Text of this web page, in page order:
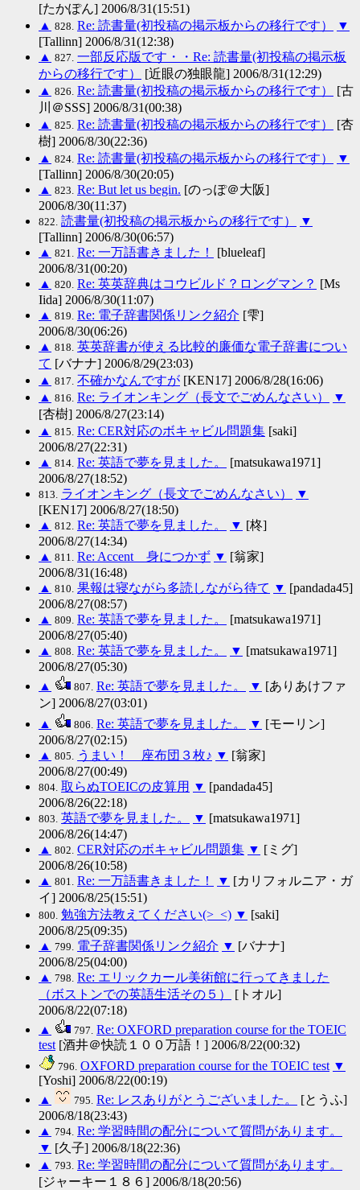
[たかぽん] 2006/8/31(15:51)
▲ 828. Re: 読書量(初投稿の掲示板からの移行です）
▼
[Tallinn] 2006/8/31(12:38)
▲ 827. 一部反応版です・・Re: 読書量(初投稿の掲示板
からの移行です）
[近眼の独眼龍] 2006/8/31(12:29)
▲ 826. Re: 読書量(初投稿の掲示板からの移行です）
[古
川＠SSS] 2006/8/31(00:38)
▲ 825. Re: 読書量(初投稿の掲示板からの移行です）
[杏
樹] 2006/8/30(22:36)
▲ 824. Re: 読書量(初投稿の掲示板からの移行です）
▼
[Tallinn] 2006/8/30(20:05)
▲ 823. Re: But let us begin. [のっぽ＠大阪]
2006/8/30(11:37)
822. 読書量(初投稿の掲示板からの移行です）
▼
[Tallinn] 2006/8/30(06:57)
▲ 821. Re: 一万語書きました！
[blueleaf]
2006/8/31(00:20)
▲ 820. Re: 英英辞典はコウビルド？ロングマン？ [Ms
Iida] 2006/8/30(11:07)
▲ 819. Re: 電子辞書関係リンク紹介 [雫]
2006/8/30(06:26)
▲ 818. 英英辞書が使える比較的廉価な電子辞書につい
て [バナナ] 2006/8/29(23:03)
▲ 817. 不確かなんですが [KEN17] 2006/8/28(16:06)
▲ 816. Re: ライオンキング（長文でごめんなさい）
▼
[杏樹] 2006/8/27(23:14)
▲ 815. Re: CER対応のボキャビル問題集 [saki]
2006/8/27(22:31)
▲ 814. Re: 英語で夢を見ました。
[matsukawa1971]
2006/8/27(18:52)
813. ライオンキング（長文でごめんなさい）
▼
[KEN17] 2006/8/27(18:50)
▲ 812. Re: 英語で夢を見ました。 ▼ [柊]
2006/8/27(14:34)
▲ 811. Re: Accent 身につかず ▼ [翁家]
2006/8/31(16:48)
▲ 810. 果報は寝ながら多読しながら待て ▼ [pandada45]
2006/8/27(08:57)
▲ 809. Re: 英語で夢を見ました。
[matsukawa1971]
2006/8/27(05:40)
▲ 808. Re: 英語で夢を見ました。 ▼ [matsukawa1971]
2006/8/27(05:30)
▲
807. Re: 英語で夢を見ました。 ▼ [ありあけファ
ン] 2006/8/27(03:01)
▲
806. Re: 英語で夢を見ました。 ▼ [モーリン]
2006/8/27(02:15)
▲ 805. うまい！ 座布団３枚♪ ▼ [翁家]
2006/8/27(00:49)
804. 取らぬTOEICの皮算用 ▼ [pandada45]
2006/8/26(22:18)
803. 英語で夢を見ました。 ▼ [matsukawa1971]
2006/8/26(14:47)
▲ 802. CER対応のボキャビル問題集 ▼ [ミグ]
2006/8/26(10:58)
▲ 801. Re: 一万語書きました！ ▼ [カリフォルニア・ガ
イ] 2006/8/25(15:51)
800. 勉強方法教えてください(>_<) ▼ [saki]
2006/8/25(09:35)
▲ 799. 電子辞書関係リンク紹介 ▼ [バナナ]
2006/8/25(04:00)
▲ 798. Re: エリックカール美術館に行ってきました
（ボストンでの英語生活その５）
[トオル]
2006/8/22(07:18)
▲
797. Re: OXFORD preparation course for the TOEIC
test [酒井＠快読１００万語！] 2006/8/22(00:32)
796. OXFORD preparation course for the TOEIC test ▼
[Yoshi] 2006/8/22(00:19)
▲
795. Re: レスありがとうございました。
[とうふ]
2006/8/18(23:43)
▲ 794. Re: 学習時間の配分について質問があります。
▼ [久子] 2006/8/18(22:36)
▲ 793. Re: 学習時間の配分について質問があります。
[ジャーキー１８６] 2006/8/18(20:56)